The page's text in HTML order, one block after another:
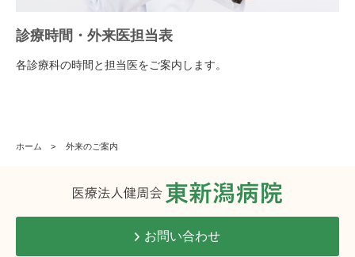
診療時間・外来医担当表
各診療科の時間と担当医をご案内します。
ホーム > 外来のご案内
お問い合わせ